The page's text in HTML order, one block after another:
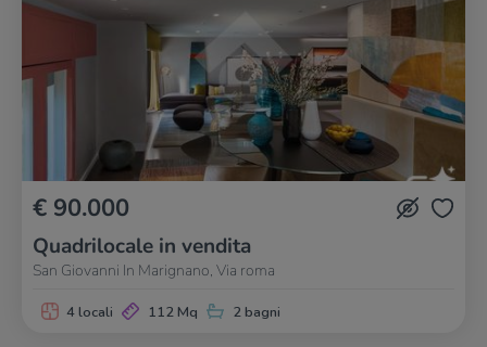
€ 90.000
Quadrilocale in vendita
San Giovanni In Marignano, Via roma
4 locali 112 Mq 2 bagni